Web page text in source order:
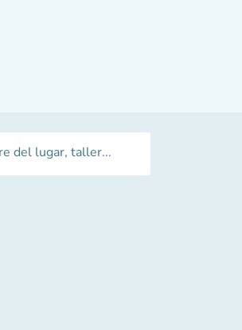
del lugar, taller...